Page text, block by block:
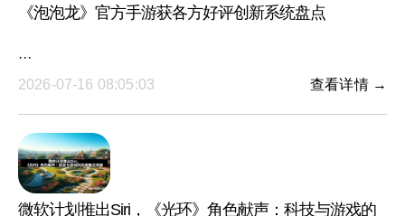
《泡泡龙》官方手游获各方好评创新系统盘点
···
2026-07-16 08:05:03
查看详情 →
微软计划推出Siri，《光环》角色献声：科技与游戏的